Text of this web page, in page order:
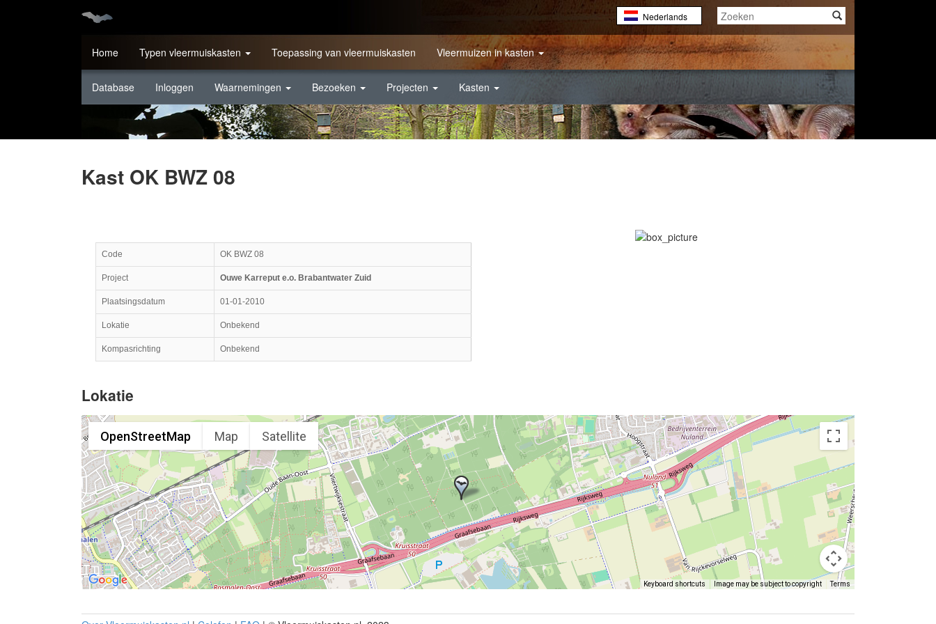
Nederlands
English
Français
Home Typen vleermuiskasten Toepassing van vleermuiskasten Vleermuizen in kasten
Database Inloggen Waarnemingen Bezoeken Projecten Kasten
Kast OK BWZ 08
Code OK BWZ 08
Project Ouwe Karreput e.o. Brabantwater Zuid
Plaatsingsdatum 01-01-2010
Lokatie Onbekend
Kompasrichting Onbekend
Lokatie
OpenStreetMap Map Satellite
Keyboard shortcuts Image may be subject to copyright Terms